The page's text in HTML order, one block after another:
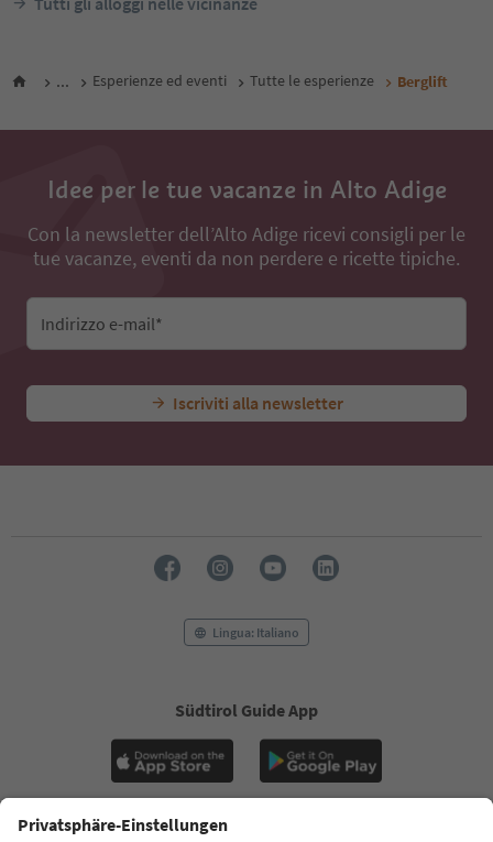
... Esperienze ed eventi Tutte le esperienze Berglift
Idee per le tue vacanze in Alto Adige
Con la newsletter dell’Alto Adige ricevi consigli per le
tue vacanze, eventi da non perdere e ricette tipiche.
Indirizzo e-mail*
Iscriviti alla newsletter
Lingua: Italiano
Südtirol Guide App